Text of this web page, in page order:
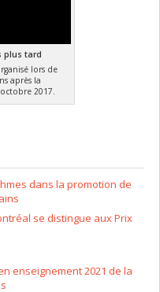
plus tard
lors de
après la
2017.
dans la promotion de
se distingue aux Prix
enseignement 2021 de la